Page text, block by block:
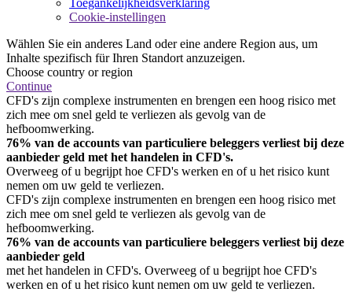
Cookie-instellingen
Wählen Sie ein anderes Land oder eine andere Region aus, um
Inhalte spezifisch für Ihren Standort anzuzeigen.
Choose country or region
Continue
CFD's zijn complexe instrumenten en brengen een hoog risico met
zich mee om snel geld te verliezen als gevolg van de
hefboomwerking.
76% van de accounts van particuliere beleggers verliest bij deze
aanbieder geld met het handelen in CFD's.
Overweeg of u begrijpt hoe CFD's werken en of u het risico kunt
nemen om uw geld te verliezen.
CFD's zijn complexe instrumenten en brengen een hoog risico met
zich mee om snel geld te verliezen als gevolg van de
hefboomwerking.
76% van de accounts van particuliere beleggers verliest bij deze
aanbieder geld
met het handelen in CFD's. Overweeg of u begrijpt hoe CFD's
werken en of u het risico kunt nemen om uw geld te verliezen.